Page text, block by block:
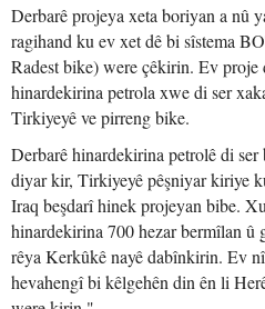
Derbarê projeya xeta boriyan a nû
ragihand ku ev xet dê bi sîstema
Radest bike) were çêkirin. Ev proje
hinardekirina petrola xwe di ser
Tirkiyeyê ve pirreng bike.
Derbarê hinardekirina petrolê di
diyar kir, Tirkiyeyê pêşniyar kiriye
Iraq beşdarî hinek projeyan bibe.
hinardekirina 700 hezar bermîlan û
rêya Kerkûkê nayê dabînkirin. Ev
hevahengî bi kêlgehên din ên li